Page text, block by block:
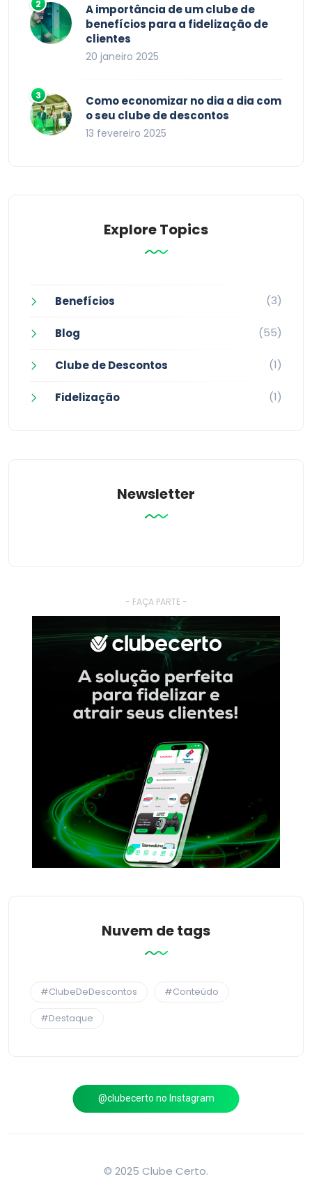
A importância de um clube de
benefícios para a fidelização de
clientes
20 janeiro 2025
Como economizar no dia a dia com
o seu clube de descontos
13 fevereiro 2025
Explore Topics
Benefícios (3)
Blog (55)
Clube de Descontos (1)
Fidelização (1)
Newsletter
- FAÇA PARTE -
Nuvem de tags
#ClubeDeDescontos
#Conteúdo
#Destaque
@clubecerto no Instagram
© 2025 Clube Certo.